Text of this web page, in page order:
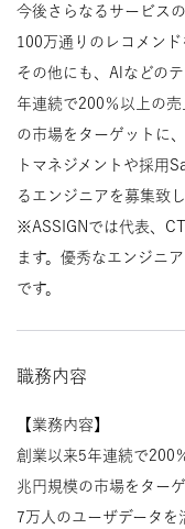
今後さらなるサービス
100万通りのレコメンド
その他にも、Alなどの
年連続で200％以上の
の市場をターゲットに
トマネジメントや採用
るエンジニアを募集致し
※ASSIGNでは代表、
ます。優秀なエンジニ
です。
職務内容
【業務内容】
創業以来5年連続で200
兆円規模の市場をターゲ
7万人のユーザデータを